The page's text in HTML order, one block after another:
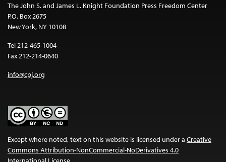
The John S. and James L. Knight Foundation Press Freedom Center
P.O. Box 2675
New York, NY 10108
Tel 212-465-1004
Fax 212-214-0640
info@cpj.org
Except where noted, text on this website is licensed under a Creative
Commons Attribution-NonCommercial-NoDerivatives 4.0